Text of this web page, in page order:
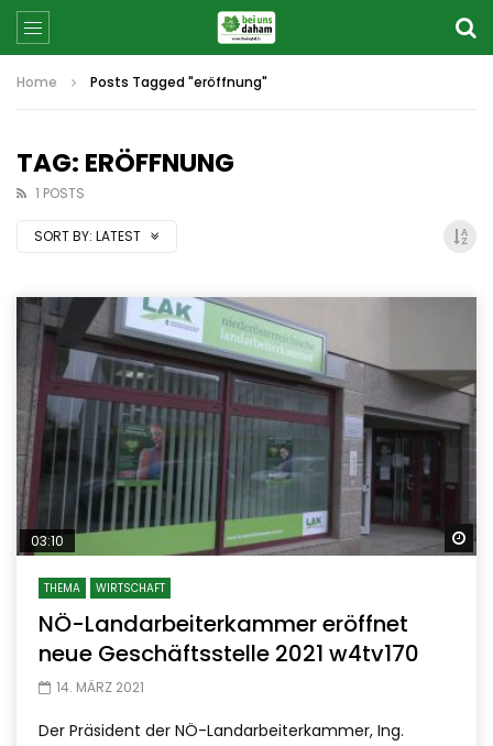
Home Posts Tagged "eröffnung"
TAG: ERÖFFNUNG
1 POSTS
SORT BY: LATEST
03:10
THEMA WIRTSCHAFT
NÖ-Landarbeiterkammer eröffnet
neue Geschäftsstelle 2021 w4tv170
14. MÄRZ 2021
Der Präsident der NÖ-Landarbeiterkammer, Ing.